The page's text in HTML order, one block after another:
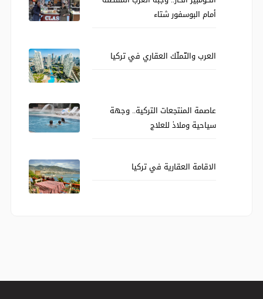
أمام البوسفور شتاء
العرب والتّملّك العقاري في تركيا
عاصمة المنتجعات التركية.. وجهة
سياحية وملاذ للعلاج
الاقامة العقارية في تركيا